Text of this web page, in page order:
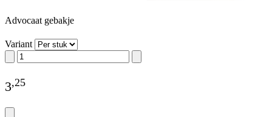
Advocaat gebakje
Variant
3,25